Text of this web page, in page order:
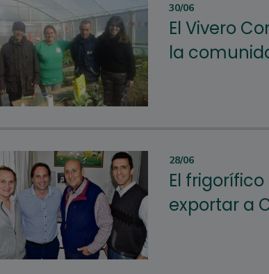
30/06
El Vivero
la
28/06
El
exportar a